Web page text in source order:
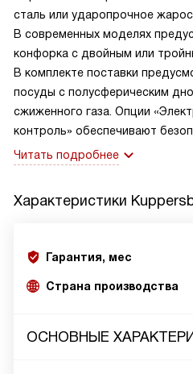
сталь или ударопрочное
В современных моделях
конфорка с двойным или
В комплекте поставки
посуды с полусферическим
сжиженного газа. Опции
контроль» обеспечивают
Читать подробнее
Характеристики
Гарантия, мес
Страна производства
ОСНОВНЫЕ